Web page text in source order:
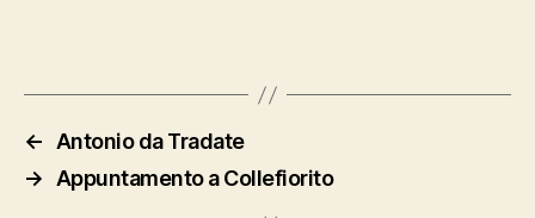
← Antonio da Tradate
→ Appuntamento a Collefiorito